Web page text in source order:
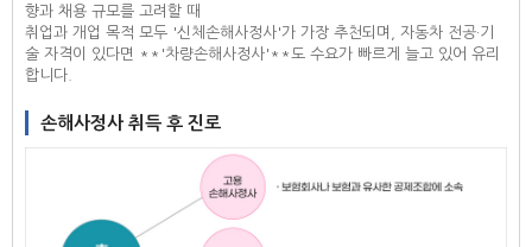
향과 채용 규모를 고려할 때
취업과 개업 목적 모두 '신체손해사정사'가 가장 추천되며, 자동차 전공·기
술 자격이 있다면 **'차량손해사정사'**도 수요가 빠르게 늘고 있어 유리
합니다.
손해사정사 취득 후 진로